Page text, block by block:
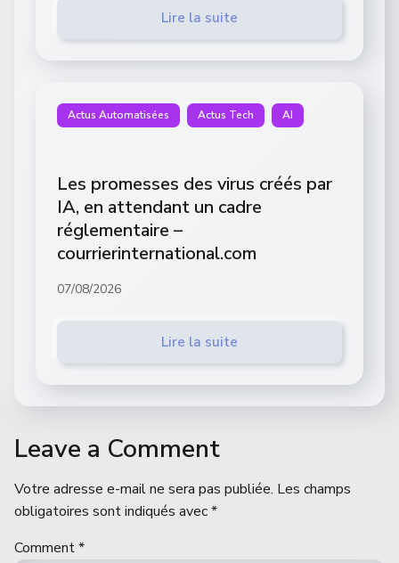
Lire la suite
Actus Automatisées Actus Tech AI
Les promesses des virus créés par
IA, en attendant un cadre
réglementaire –
courrierinternational.com
07/08/2026
Lire la suite
Leave a Comment
Votre adresse e-mail ne sera pas publiée. Les champs
obligatoires sont indiqués avec*
Comment*